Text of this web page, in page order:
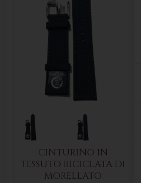
CINTURINO IN
TESSUTO RICICLATA DI
MORELLATO